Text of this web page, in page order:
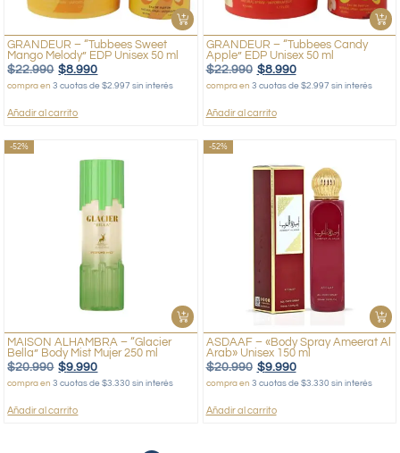
GRANDEUR – “Tubbees Sweet
Mango Melody” EDP Unisex 50 ml
$22.990 $8.990
compra en3 cuotas de $2.997 sin interés
Añadir al carrito
GRANDEUR – “Tubbees Candy
Apple” EDP Unisex 50 ml
$22.990 $8.990
compra en 3 cuotas de $2.997 sin interés
Añadir al carrito
-52%
MAISON ALHAMBRA – “Glacier
Bella” Body Mist Mujer 250 ml
$20.990 $9.990
compra en3 cuotas de $3.330 sin interés
Añadir al carrito
-52%
ASDAAF – «Body Spray Ameerat Al
Arab» Unisex 150 ml
$20.990 $9.990
compra en 3 cuotas de $3.330 sin interés
Añadir al carrito